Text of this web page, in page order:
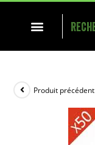
Produit précédent